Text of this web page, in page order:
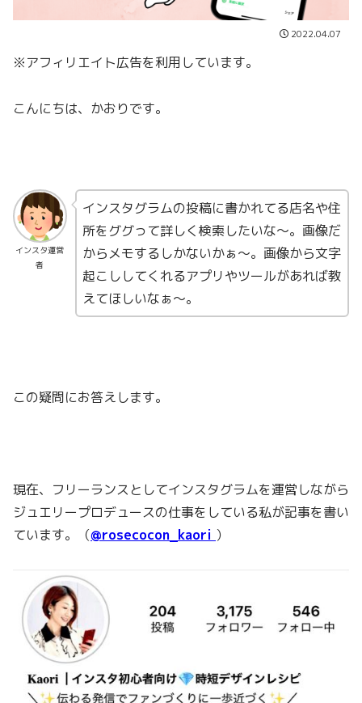
2022.04.07
※アフィリエイト広告を利用しています。
こんにちは、かおりです。
インスタ運営
者
インスタグラムの投稿に書かれてる店名や住
所をググって詳しく検索したいな〜。画像だ
からメモするしかないかぁ〜。画像から文字
起こししてくれるアプリやツールがあれば教
えてほしいなぁ〜。
この疑問にお答えします。
現在、フリーランスとしてインスタグラムを運営しながら
ジュエリープロデュースの仕事をしている私が記事を書い
ています。（@rosecocon_kaori ）